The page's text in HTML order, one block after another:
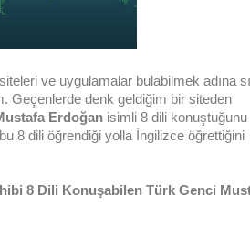
ve uygulamalar bulabilmek adına
Geçenlerde denk geldiğim bir siteden
Erdoğan isimli 8 dili konuştuğunu
8 dili öğrendiği yolla İngilizce öğrettiğini
8 Dili Konuşabilen Türk Genci